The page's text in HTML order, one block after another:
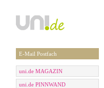
E-Mail Postfach
uni.de MAGAZIN
uni.de PINNWAND